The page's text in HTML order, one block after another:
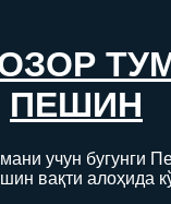
ПЕШИН
учун бугунги
вақти алоҳида